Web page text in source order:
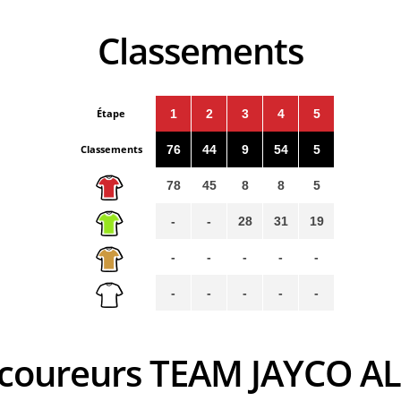
Classements
Étape
Classements
1
76
78
-
-
-
2
44
45
-
-
-
3
9
8
28
-
-
4
54
8
31
-
-
5
5
5
19
-
-
coureurs TEAM JAYCO